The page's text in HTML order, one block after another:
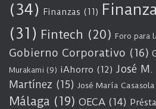
(34) Finanzas (11)
(31) Fintech (20) Foro para
Gobierno Corporativo (16)
Murakami (9) iAhorro (12) José
Martínez (15) José María
Málaga (19) OECA (14)